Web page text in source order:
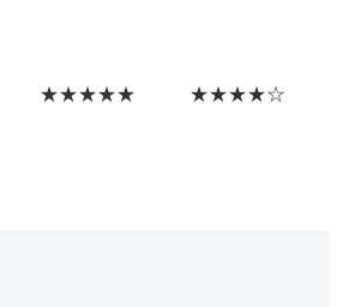
★★★★★ ★★★★☆